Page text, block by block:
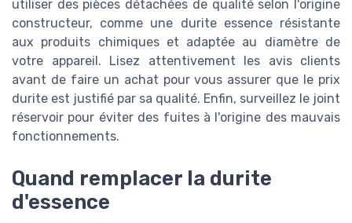
utiliser des pièces détachées de qualité selon l'origine
constructeur, comme une durite essence résistante
aux produits chimiques et adaptée au diamètre de
votre appareil. Lisez attentivement les avis clients
avant de faire un achat pour vous assurer que le prix
durite est justifié par sa qualité. Enfin, surveillez le joint
réservoir pour éviter des fuites à l'origine des mauvais
fonctionnements.
Quand remplacer la durite
d'essence